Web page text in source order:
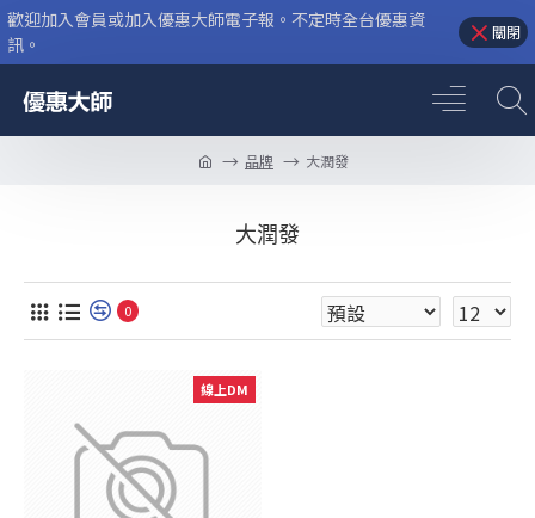
歡迎加入會員或加入優惠大師電子報。不定時全台優惠資
訊。
關閉
品牌 大潤發
大潤發
0
線上DM